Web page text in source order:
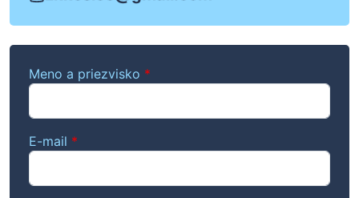
Meno a priezvisko *
E-mail *